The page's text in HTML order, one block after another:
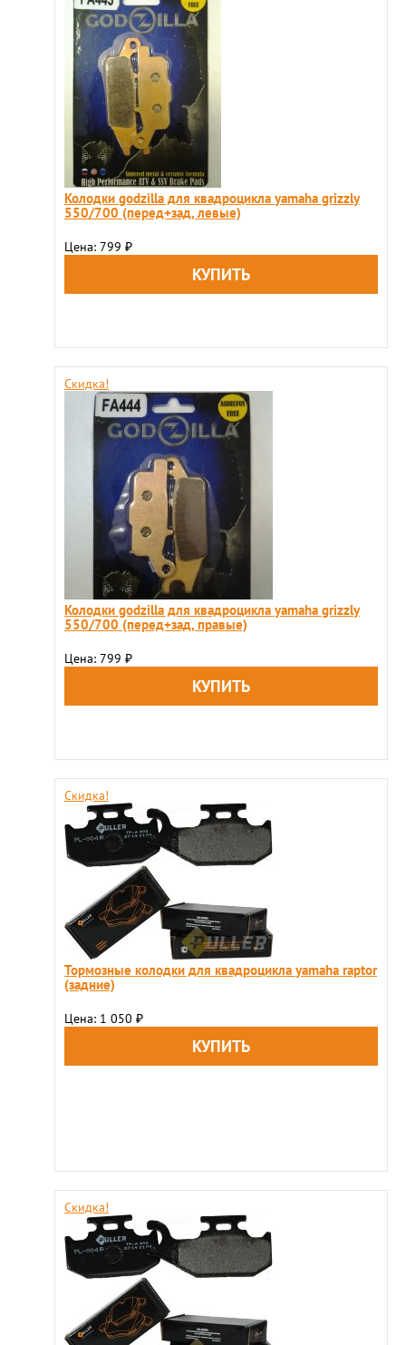
Колодки godzilla для квадроцикла yamaha grizzly
550/700 (перед+зад, левые)
Цена: 799 ₽
Скидка!
Колодки godzilla для квадроцикла yamaha grizzly
550/700 (перед+зад, правые)
Цена: 799 ₽
Скидка!
Тормозные колодки для квадроцикла yamaha raptor
(задние)
Цена: 1 050 ₽
Скидка!